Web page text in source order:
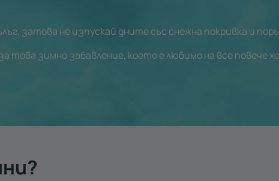
затова не изпускай дните със снежна покривка и
това зимно забавление, което е любимо на все повече